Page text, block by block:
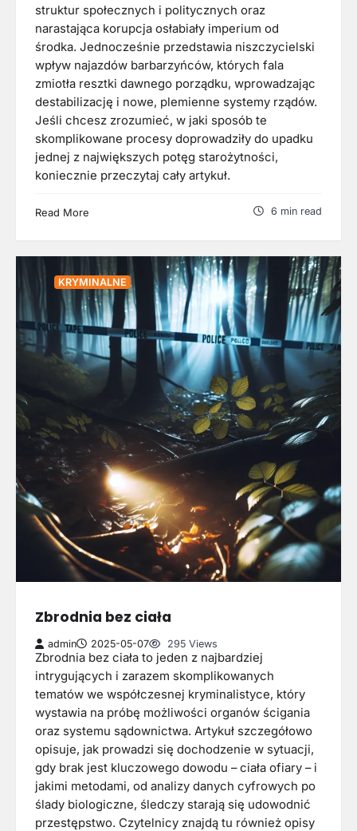
struktur społecznych i politycznych oraz
narastająca korupcja osłabiały imperium od
środka. Jednocześnie przedstawia niszczycielski
wpływ najazdów barbarzyńców, których fala
zmiotła resztki dawnego porządku, wprowadzając
destabilizację i nowe, plemienne systemy rządów.
Jeśli chcesz zrozumieć, w jaki sposób te
skomplikowane procesy doprowadziły do upadku
jednej z największych potęg starożytności,
koniecznie przeczytaj cały artykuł.
Read More 6 min read
KRYMINALNE
Zbrodnia bez ciała
admin 2025-05-07 295 Views
Zbrodnia bez ciała to jeden z najbardziej
intrygujących i zarazem skomplikowanych
tematów we współczesnej kryminalistyce, który
wystawia na próbę możliwości organów ścigania
oraz systemu sądownictwa. Artykuł szczegółowo
opisuje, jak prowadzi się dochodzenie w sytuacji,
gdy brak jest kluczowego dowodu – ciała ofiary – i
jakimi metodami, od analizy danych cyfrowych po
ślady biologiczne, śledczy starają się udowodnić
przestępstwo. Czytelnicy znajdą tu również opisy